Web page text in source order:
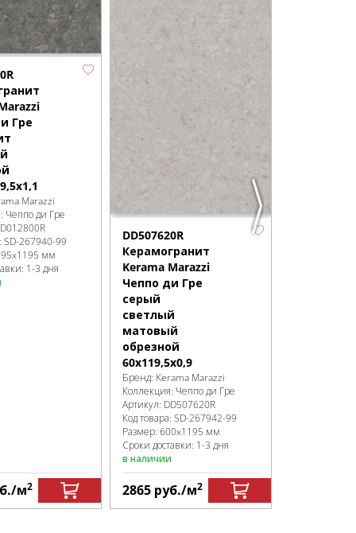
Гре
Marazzi
Чеппо ди Гре
SD-267940-99
мм
1-3 дня
/м2
DD507620R
Керамогранит
Kerama Marazzi
Чеппо ди Гре
серый
светлый
матовый
обрезной
60x119,5x0,9
Бренд: Kerama Marazzi
Коллекция: Чеппо ди Гре
Артикул: DD507620R
Код товара: SD-267942-99
Размер: 600x1195 мм
Сроки доставки: 1-3 дня
в наличии
2865 руб./м2